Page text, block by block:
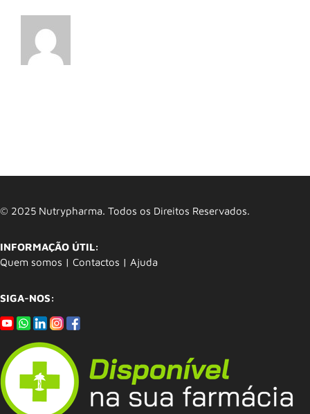
© 2025 Nutrypharma. Todos os Direitos Reservados.
INFORMAÇÃO ÚTIL:
Quem somos | Contactos | Ajuda
SIGA-NOS: